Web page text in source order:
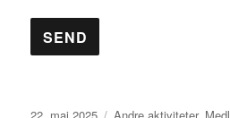
Publisert Kategorier